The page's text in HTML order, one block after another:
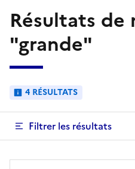
Résultats de
"grande"
4 RÉSULTATS
Filtrer les résultats